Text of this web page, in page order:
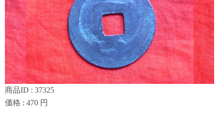
商品ID : 37325
価格 : 470 円